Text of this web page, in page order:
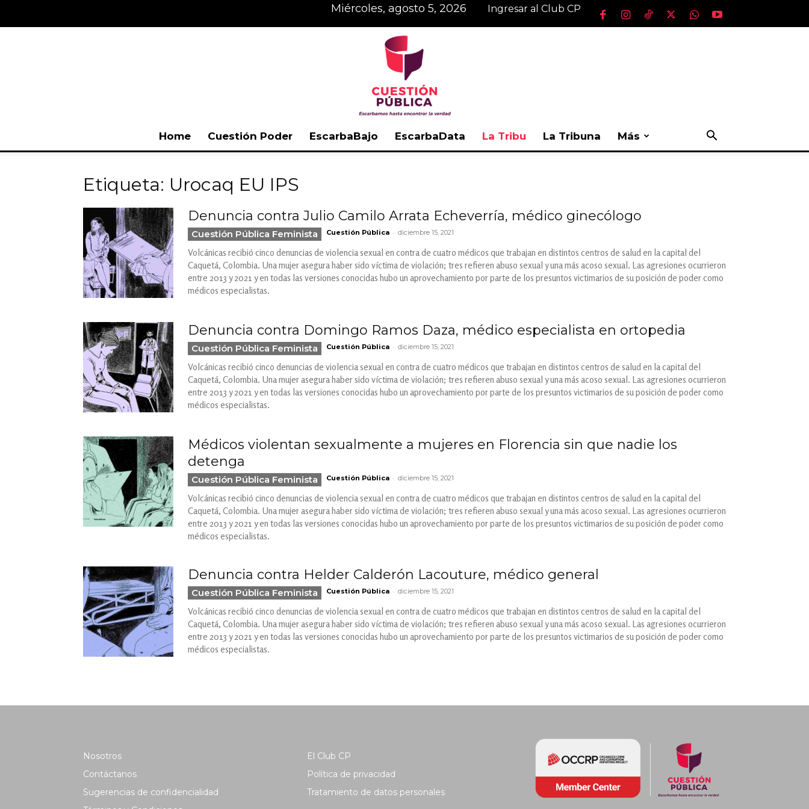
miércoles, agosto 5, 2026 Ingresar al Club CP
Home Cuestión Poder EscarbaBajo EscarbaData La Tribu La Tribuna Más
Etiqueta: Urocaq EU IPS
Denuncia contra Julio Camilo Arrata Echeverría, médico ginecólogo
Cuestión Pública Feminista Cuestión Pública - diciembre 15, 2021
Volcánicas recibió cinco denuncias de violencia sexual en contra de cuatro médicos que trabajan en distintos centros de salud en la capital del
Caquetá, Colombia. Una mujer asegura haber sido víctima de violación; tres refieren abuso sexual y una más acoso sexual. Las agresiones ocurrieron
entre 2013 y 2021 y en todas las versiones conocidas hubo un aprovechamiento por parte de los presuntos victimarios de su posición de poder como
médicos especialistas.
Denuncia contra Domingo Ramos Daza, médico especialista en ortopedia
Cuestión Pública Feminista Cuestión Pública - diciembre 15, 2021
Volcánicas recibió cinco denuncias de violencia sexual en contra de cuatro médicos que trabajan en distintos centros de salud en la capital del
Caquetá, Colombia. Una mujer asegura haber sido víctima de violación; tres refieren abuso sexual y una más acoso sexual. Las agresiones ocurrieron
entre 2013 y 2021 y en todas las versiones conocidas hubo un aprovechamiento por parte de los presuntos victimarios de su posición de poder como
médicos especialistas.
Médicos violentan sexualmente a mujeres en Florencia sin que nadie los
detenga
Cuestión Pública Feminista Cuestión Pública - diciembre 15, 2021
Volcánicas recibió cinco denuncias de violencia sexual en contra de cuatro médicos que trabajan en distintos centros de salud en la capital del
Caquetá, Colombia. Una mujer asegura haber sido víctima de violación; tres refieren abuso sexual y una más acoso sexual. Las agresiones ocurrieron
entre 2013 y 2021 y en todas las versiones conocidas hubo un aprovechamiento por parte de los presuntos victimarios de su posición de poder como
médicos especialistas.
Denuncia contra Helder Calderón Lacouture, médico general
Cuestión Pública Feminista Cuestión Pública - diciembre 15, 2021
Volcánicas recibió cinco denuncias de violencia sexual en contra de cuatro médicos que trabajan en distintos centros de salud en la capital del
Caquetá, Colombia. Una mujer asegura haber sido víctima de violación; tres refieren abuso sexual y una más acoso sexual. Las agresiones ocurrieron
entre 2013 y 2021 y en todas las versiones conocidas hubo un aprovechamiento por parte de los presuntos victimarios de su posición de poder como
médicos especialistas.
Nosotros
Contáctanos
Sugerencias de confidencialidad
El Club CP
Política de privacidad
Tratamiento de datos personales